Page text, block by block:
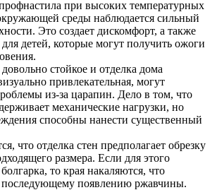
при высоких температурных
среды наблюдается сильный
Это создает дискомфорт, а также
детей, которые могут получить ожоги
стойкое и отделка дома
привлекательная, могут
из-за царапин. Дело в том, что
механические нагрузки, но
способны нанести существенный
что отделка стен предполагает обрезку
размера. Если для этого
то края накаляются, что
последующему появлению ржавчины.